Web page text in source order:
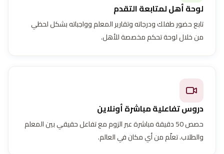
لوحة أهل لمتابعة التقدم
تابع حضور طفلك ودرجاته وتقارير المعلم وواجباته بشكل لحظي
من خلال لوحة تحكم مخصصة للأهل.
دروس تفاعلية مباشرة أونلاين
حصص 50 دقيقة مباشرة عبر الزوم مع تفاعل حقيقي بين المعلم
والطلاب. تعلّم من أي مكان في العالم.